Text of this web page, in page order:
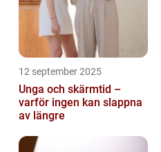
12 september 2025
Unga och skärmtid –
varför ingen kan slappna
av längre